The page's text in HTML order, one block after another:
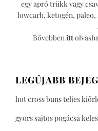
egy apró trükk vagy
lowcarb, ketogén,
Bővebben itt
LEGÚJABB
hot cross buns teljes
gyors sajtos pogácsa